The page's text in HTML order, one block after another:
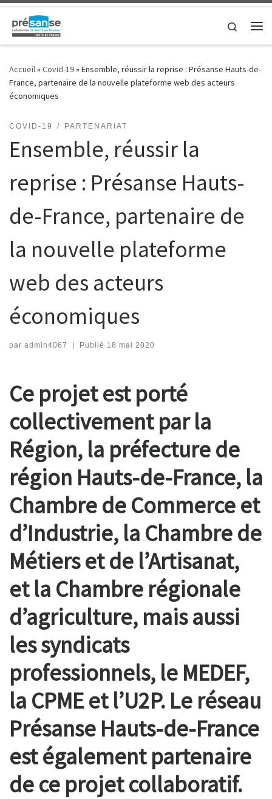
Skip to content
Search
Accueil»Covid-19»Ensemble, réussir la reprise : Présanse Hauts-de-
France, partenaire de la nouvelle plateforme web des acteurs
économiques
COVID-19 PARTENARIAT
Ensemble, réussir la
reprise : Présanse Hauts-
de-France, partenaire de
la nouvelle plateforme
web des acteurs
économiques
par admin4067 | Publié 18 mai 2020
Ce projet est porté
collectivement par la
Région, la préfecture de
région Hauts-de-France, la
Chambre de Commerce et
d’Industrie, la Chambre de
Métiers et de l’Artisanat,
et la Chambre régionale
d’agriculture, mais aussi
les syndicats
professionnels, le MEDEF,
la CPME et l’U2P. Le réseau
Présanse Hauts-de-France
est également partenaire
de ce projet collaboratif.